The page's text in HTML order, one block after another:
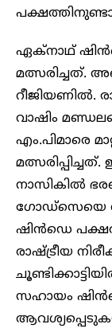
ഏക്നാഥ്
മത്സരിച്ചത്.
റീജിയണിൽ.
വാഷിം
എം.പിമാരെ
നാസികിൽ
ഗോഡ്സെയെ
ഷിൻഡെ
രാഷ്ട്രീയ
സഹായം